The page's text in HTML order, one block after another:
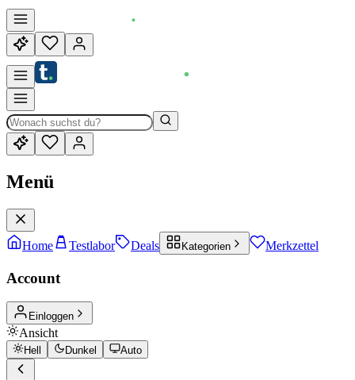
Menü
Home Testlabor Deals Kategorien Merkzettel
Account
Einloggen
Ansicht
Hell Dunkel Auto